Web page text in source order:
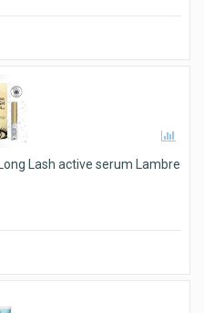
Lash active serum Lambre